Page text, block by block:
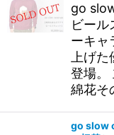
go
ビール
ーキャ
上げた
登場。
綿花そ
go slow